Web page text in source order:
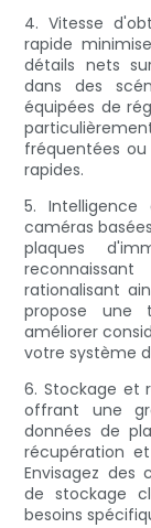
4. Vitesse
rapide
détails nets
dans des
équipées de
fréquentées ou
rapides.
5.
caméras
plaques
rationalisant
propose une
améliorer
votre système
6. Stockage et
offrant une
données de
récupération
Envisagez des
de stockage
besoins